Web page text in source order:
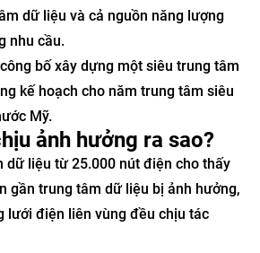
dữ liệu và cả nguồn năng lượng
nhu cầu.
bố xây dựng một siêu trung tâm
kế hoạch cho năm trung tâm siêu
Mỹ.
ảnh hưởng ra sao?
dữ liệu từ 25.000 nút điện cho thấy
gần trung tâm dữ liệu bị ảnh hưởng,
lưới điện liên vùng đều chịu tác